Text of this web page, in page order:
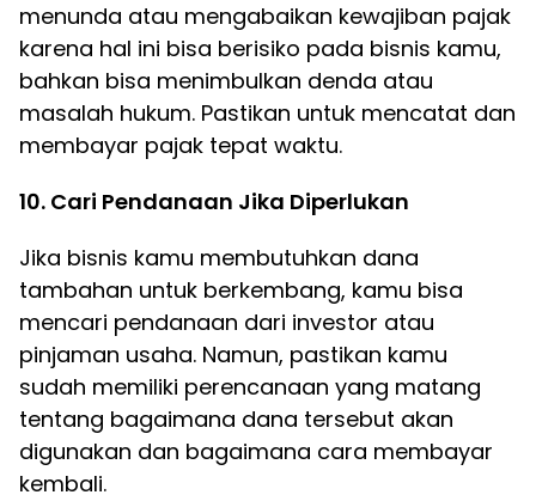
menunda atau mengabaikan kewajiban pajak
karena hal ini bisa berisiko pada bisnis kamu,
bahkan bisa menimbulkan denda atau
masalah hukum. Pastikan untuk mencatat dan
membayar pajak tepat waktu.
10. Cari Pendanaan Jika Diperlukan
Jika bisnis kamu membutuhkan dana
tambahan untuk berkembang, kamu bisa
mencari pendanaan dari investor atau
pinjaman usaha. Namun, pastikan kamu
sudah memiliki perencanaan yang matang
tentang bagaimana dana tersebut akan
digunakan dan bagaimana cara membayar
kembali.